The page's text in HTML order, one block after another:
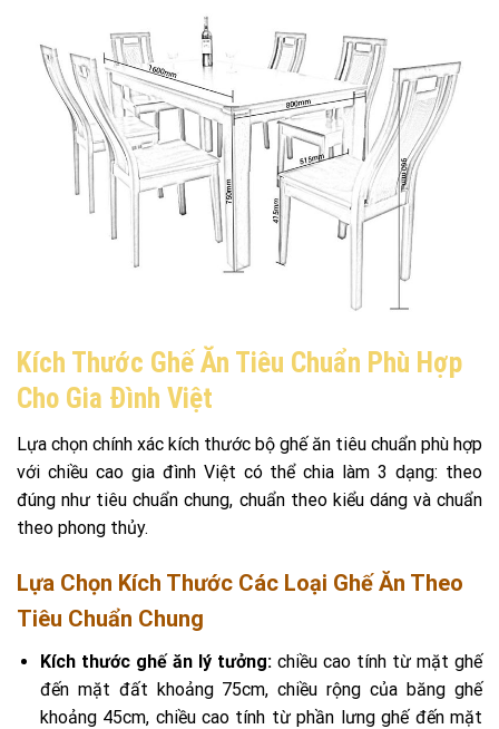
Kích Thước Ghế Ăn Tiêu Chuẩn Phù Hợp
Cho Gia Đình Việt
Lựa chọn chính xác kích thước bộ ghế ăn tiêu chuẩn phù hợp
với chiều cao gia đình Việt có thể chia làm 3 dạng: theo
đúng như tiêu chuẩn chung, chuẩn theo kiểu dáng và chuẩn
theo phong thủy.
Lựa Chọn Kích Thước Các Loại Ghế Ăn Theo
Tiêu Chuẩn Chung
Kích thước ghế ăn lý tưởng:chiều cao tính từ mặt ghế
đến mặt đất khoảng 75cm, chiều rộng của băng ghế
khoảng 45cm, chiều cao tính từ phần lưng ghế đến mặt